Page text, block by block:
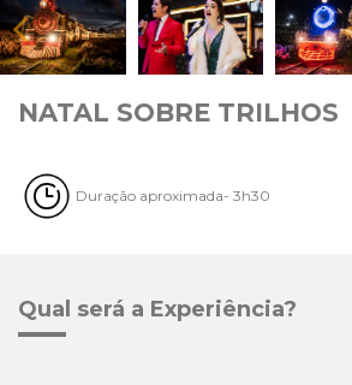
NATAL SOBRE TRILHOS
Duração aproximada- 3h30
Qual será a Experiência?